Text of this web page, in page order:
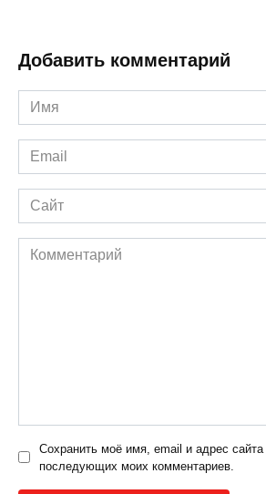
Добавить комментарий
Имя
*
Email
*
Сайт
Комментарий
Сохранить моё имя, email и адрес
последующих моих комментариев.